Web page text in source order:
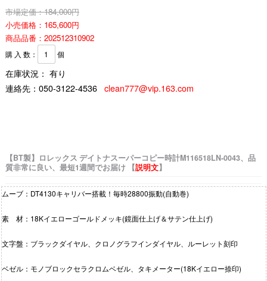
市場定価：184,000円
小売価格：165,600円
商品品番：202512310902
購 入 数： 個
在庫状況： 有り
連絡先： 050-3122-4536 clean777@vip.163.com
【BT製】ロレックス デイトナスーパーコピー時計M116518LN-0043、品
質非常に良い、最短1週間でお届け 【説明文】
ムーブ：DT4130キャリバー搭載！毎時28800振動(自動巻)
素 材：18Kイエローゴールドメッキ(鏡面仕上げ＆サテン仕上げ)
文字盤：ブラックダイヤル、クロノグラフインダイヤル、ルーレット刻印
ベゼル：モノブロックセラクロムベゼル、タキメーター(18Kイエロー捺印)